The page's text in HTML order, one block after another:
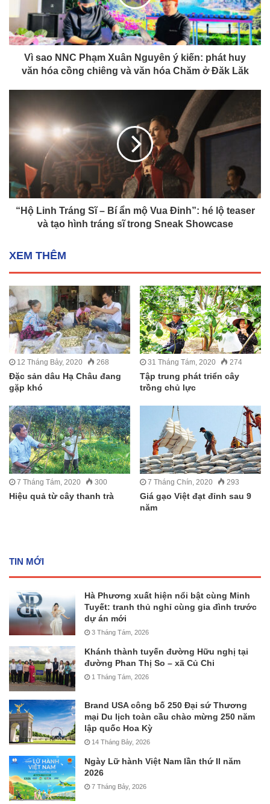
Vì sao NNC Phạm Xuân Nguyên ý kiến: phát huy
văn hóa cồng chiêng và văn hóa Chăm ở Đăk Lăk
“Hộ Linh Tráng Sĩ – Bí ẩn mộ Vua Đinh”: hé lộ teaser
và tạo hình tráng sĩ trong Sneak Showcase
XEM THÊM
12 Tháng Bảy, 2020 268
Đặc sản dâu Hạ Châu đang
gặp khó
31 Tháng Tám, 2020 274
Tập trung phát triển cây
trồng chủ lực
7 Tháng Tám, 2020 300
Hiệu quả từ cây thanh trà
7 Tháng Chín, 2020 293
Giá gạo Việt đạt đỉnh sau 9
năm
TIN MỚI
Hà Phương xuất hiện nổi bật cùng Minh
Tuyết: tranh thủ nghỉ cùng gia đình trước
dự án mới
3 Tháng Tám, 2026
Khánh thành tuyến đường Hữu nghị tại
đường Phan Thị So – xã Củ Chi
1 Tháng Tám, 2026
Brand USA công bố 250 Đại sứ Thương
mại Du lịch toàn cầu chào mừng 250 năm
lập quốc Hoa Kỳ
14 Tháng Bảy, 2026
Ngày Lữ hành Việt Nam lần thứ II năm
2026
7 Tháng Bảy, 2026